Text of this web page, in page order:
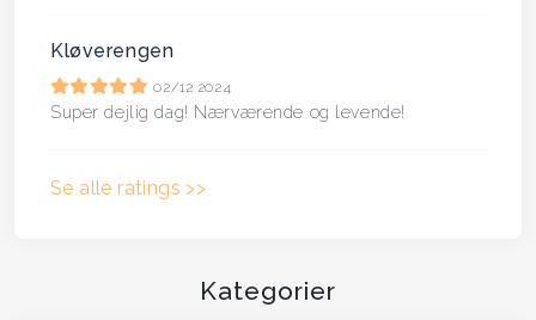
profiltyper end sin egen
Øget jeres forståelse af hvorfor vi har
forskellige tilgange, når vi skal løse en
Blevet introduceret til personprofiler som
Vi kommer gerne til jer
Kløverengen
02/12 2024
Super dejlig dag! Nærværende og levende!
Se alle ratings >>
Kategorier